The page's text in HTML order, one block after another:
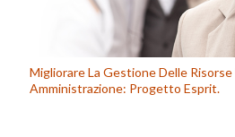
Migliorare La Gestione Delle Risorse
Amministrazione: Progetto Esprit.